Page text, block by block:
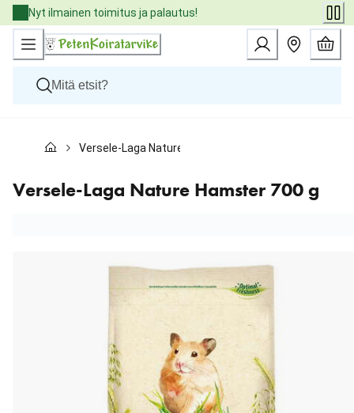
Skip
to
Content
Nyt ilmainen toimitus ja palautus!
Kissat
Eläinlääkäriruoat
Tuotemerkit
Versele-Laga Nature Hamster 700 g
Versele-Laga Nature Hamster 700 g